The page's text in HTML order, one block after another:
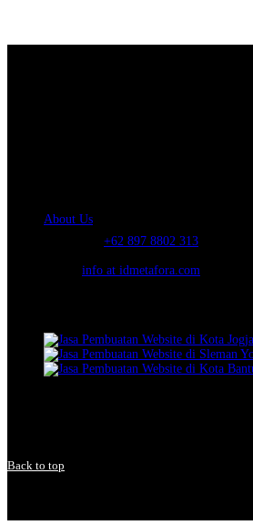
About Us
+62 897 8802 313
info at idmetafora.com
Back to top